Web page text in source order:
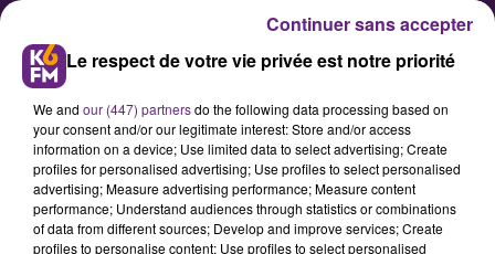
Changement d'horaires chez
Divia
Le respect de votre vie privée est notre priorité
We and our (447) partnersdo the following data processing based on
your consent and/or our legitimate interest: Store and/or access
information on a device; Use limited data to select advertising; Create
profiles for personalised advertising; Use profiles to select personalised
advertising; Measure advertising performance; Measure content
performance; Understand audiences through statistics or combinations
of data from different sources; Develop and improve services; Create
profiles to personalise content; Use profiles to select personalised
Continuer sans accepter